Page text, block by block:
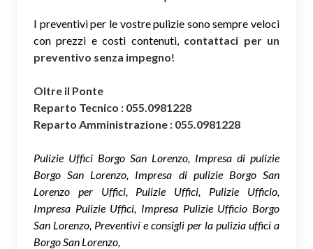
I preventivi per le vostre pulizie sono sempre veloci
con prezzi e costi contenuti, contattaci per un
preventivo senza impegno!
Oltre il Ponte
Reparto Tecnico : 055.0981228
Reparto Amministrazione : 055.0981228
Pulizie Uffici Borgo San Lorenzo, Impresa di pulizie
Borgo San Lorenzo, Impresa di pulizie Borgo San
Lorenzo per Uffici, Pulizie Uffici, Pulizie Ufficio,
Impresa Pulizie Uffici, Impresa Pulizie Ufficio Borgo
San Lorenzo, Preventivi e consigli per la pulizia uffici a
Borgo San Lorenzo,